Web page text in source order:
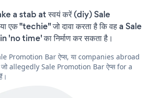
a stab at स्वयं करें (diy) Sale
एक "techie" जो दावा करता है कि वह a Sale
time' का निर्माण कर सकता है।
Promotion Bar ऐप्स, या companies abroad
जो allegedly Sale Promotion Bar ऐप्स for a